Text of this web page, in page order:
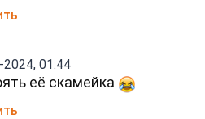
01:44
её скамейка